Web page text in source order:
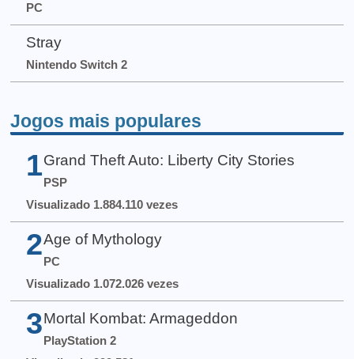
PC
Stray
Nintendo Switch 2
Jogos mais populares
1 Grand Theft Auto: Liberty City Stories
PSP
Visualizado 1.884.110 vezes
2 Age of Mythology
PC
Visualizado 1.072.026 vezes
3 Mortal Kombat: Armageddon
PlayStation 2